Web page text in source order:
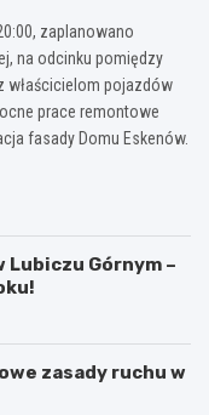
zaplanowano
na odcinku pomiędzy
właścicielom pojazdów
prace remontowe
fasady Domu Eskenów.
Lubiczu Górnym –
zasady ruchu w